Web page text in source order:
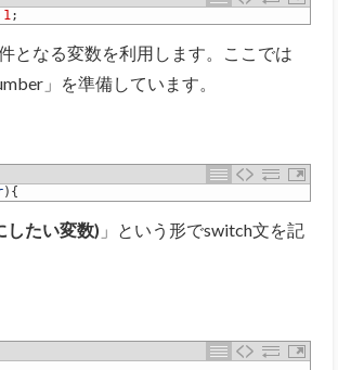
1 ;
となる変数を利用します。ここでは
」を準備しています。
) {
たい変数) 」という形でswitch文を記